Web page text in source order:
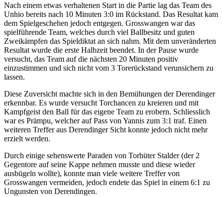
Nach einem etwas verhaltenen Start in die Partie lag das Team des
Unhio bereits nach 10 Minuten 3:0 im Rückstand. Das Resultat kam
dem Spielgeschehen jedoch entgegen. Grosswangen war das
spielführende Team, welches durch viel Ballbesitz und guten
Zweikämpfen das Spieldiktat an sich nahm. Mit dem unveränderten
Resultat wurde die erste Halbzeit beendet. In der Pause wurde
versucht, das Team auf die nächsten 20 Minuten positiv
einzustimmen und sich nicht vom 3 Torerückstand verunsichern zu
lassen.
Diese Zuversicht machte sich in den Bemühungen der Derendinger
erkennbar. Es wurde versucht Torchancen zu kreieren und mit
Kampfgeist den Ball für das eigene Team zu erobern. Schliesslich
war es Prämpu, welcher auf Pass von Yannis zum 3:1 traf. Einen
weiteren Treffer aus Derendinger Sicht konnte jedoch nicht mehr
erzielt werden.
Durch einige sehenswerte Paraden von Torhüter Stalder (der 2
Gegentore auf seine Kappe nehmen musste und diese wieder
ausbügeln wollte), konnte man viele weitere Treffer von
Grosswangen vermeiden, jedoch endete das Spiel in einem 6:1 zu
Ungunsten von Derendingen.